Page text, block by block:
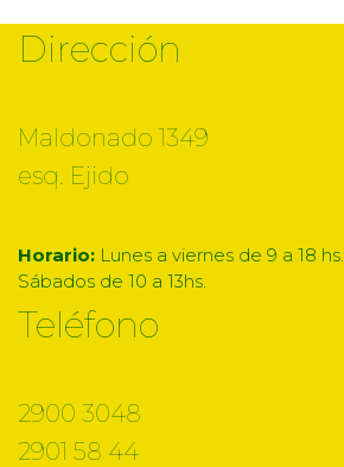
Dirección
Maldonado 1349
esq. Ejido
Horario: Lunes a viernes de 9 a 18 hs.
Sábados de 10 a 13hs.
Teléfono
2900 3048
2901 58 44